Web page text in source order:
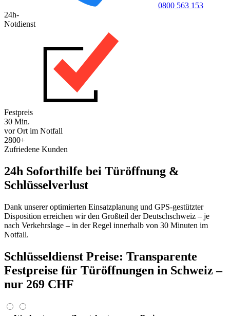
0800 563 153
24h-
Notdienst
Festpreis
30 Min.
vor Ort im Notfall
2800+
Zufriedene Kunden
24h Soforthilfe bei Türöffnung &
Schlüsselverlust
Dank unserer optimierten Einsatzplanung und GPS-gestützter
Disposition erreichen wir den Großteil der Deutschschweiz – je
nach Verkehrslage – in der Regel innerhalb von 30 Minuten im
Notfall.
Schlüsseldienst Preise: Transparente
Festpreise für Türöffnungen in Schweiz –
nur 269 CHF